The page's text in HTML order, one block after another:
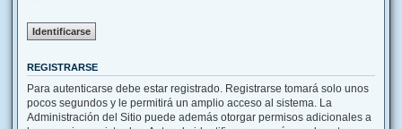
REGISTRARSE
Para autenticarse debe estar registrado. Registrarse tomará solo unos
pocos segundos y le permitirá un amplio acceso al sistema. La
Administración del Sitio puede además otorgar permisos adicionales a